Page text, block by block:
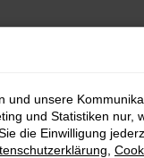
und unsere
und Statistiken nur,
die Einwilligung